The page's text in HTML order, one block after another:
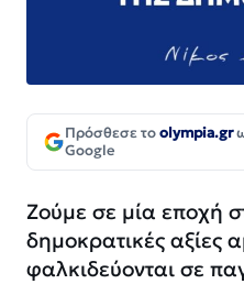
Πρόσθεσε τοolympia.gr
Google
Ζούμε σε μία εποχή
δημοκρατικές αξίες
φαλκιδεύονται σε